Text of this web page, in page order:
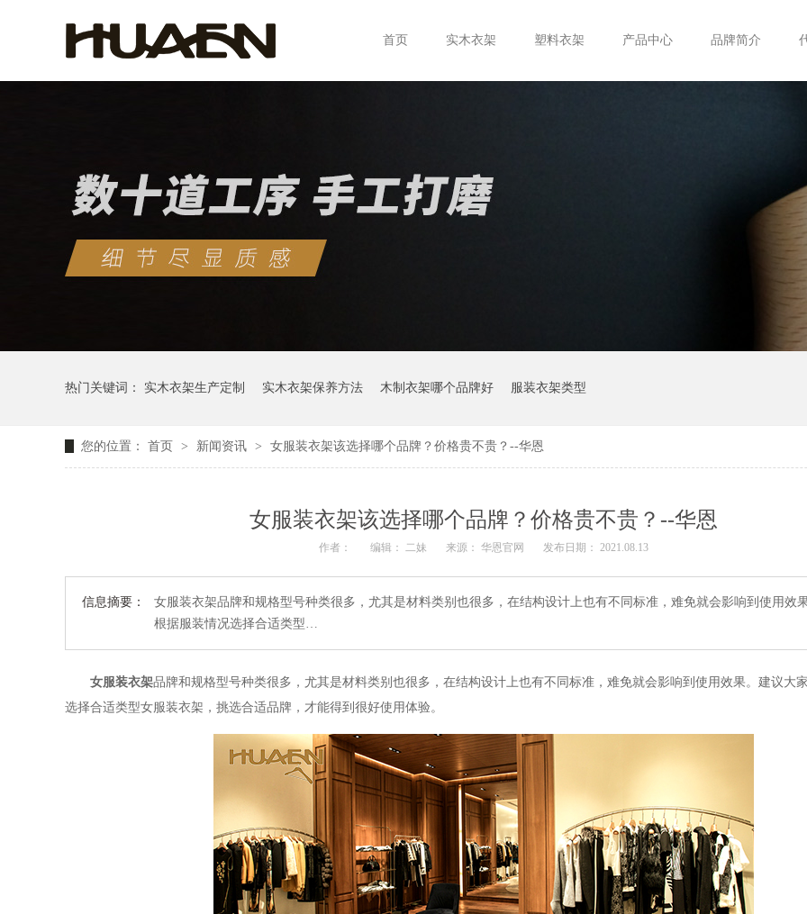
首页 实木衣架 塑料衣架 产品中心 品牌简介
热门关键词： 实木衣架生产定制 实木衣架保养方法 木制衣架哪个品牌好 服装衣架类型
您的位置： 首页 > 新闻资讯 > 女服装衣架该选择哪个品牌？价格贵不贵？--华恩
女服装衣架该选择哪个品牌？价格贵不贵？--华恩
作者： 编辑： 二妹 来源： 华恩官网 发布日期： 2021.08.13
信息摘要：
女服装衣架品牌和规格型号种类很多，尤其是材料类别也很多，在结构设计上也有不同标准，难免就会影响到使用效
根据服装情况选择合适类型…
女服装衣架品牌和规格型号种类很多，尤其是材料类别也很多，在结构设计上也有不同标准，难免就会影响到使用效果。建议大
选择合适类型女服装衣架，挑选合适品牌，才能得到很好使用体验。